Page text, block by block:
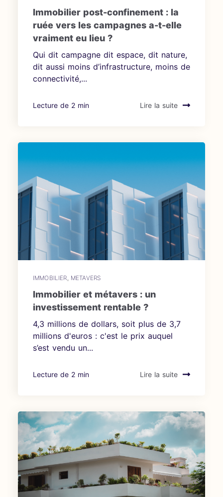
Immobilier post-confinement : la
ruée vers les campagnes a-t-elle
vraiment eu lieu ?
Qui dit campagne dit espace, dit nature,
dit aussi moins d’infrastructure, moins de
connectivité,...
Lecture de 2 min Lire la suite
IMMOBILIER METAVERS
Immobilier et métavers : un
investissement rentable ?
4,3 millions de dollars, soit plus de 3,7
millions d'euros : c'est le prix auquel
s’est vendu un...
Lecture de 2 min Lire la suite